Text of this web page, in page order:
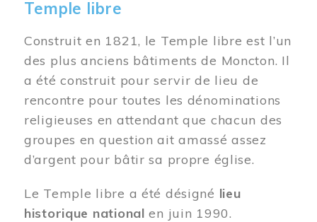
Temple libre
Construit en 1821, le Temple libre est l’un
des plus anciens bâtiments de Moncton. Il
a été construit pour servir de lieu de
rencontre pour toutes les dénominations
religieuses en attendant que chacun des
groupes en question ait amassé assez
d’argent pour bâtir sa propre église.
Le Temple libre a été désigné lieu
historique national en juin 1990.